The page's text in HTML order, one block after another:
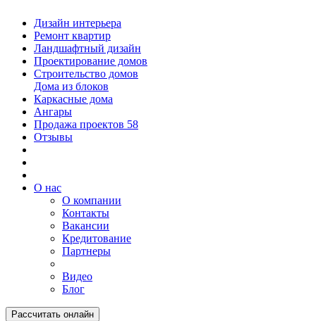
Дизайн интерьера
Ремонт квартир
Ландшафтный дизайн
Проектирование домов
Строительство домов
Дома из блоков
Каркасные дома
Ангары
Продажа проектов 58
Отзывы
О нас
О компании
Контакты
Вакансии
Кредитование
Партнеры
Видео
Блог
Рассчитать онлайн